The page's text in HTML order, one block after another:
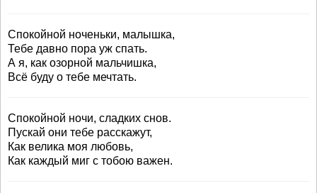
Спокойной ноченьки, малышка,
Тебе давно пора уж спать.
А я, как озорной мальчишка,
Всё буду о тебе мечтать.
Спокойной ночи, сладких снов.
Пускай они тебе расскажут,
Как велика моя любовь,
Как каждый миг с тобою важен.